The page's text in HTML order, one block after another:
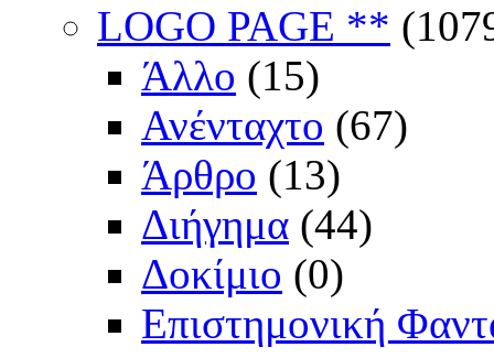
LOGO PAGE **
Άλλο (15)
Ανένταχτο (67)
Άρθρο (13)
Διήγημα (44)
Δοκίμιο (0)
Επιστημονική